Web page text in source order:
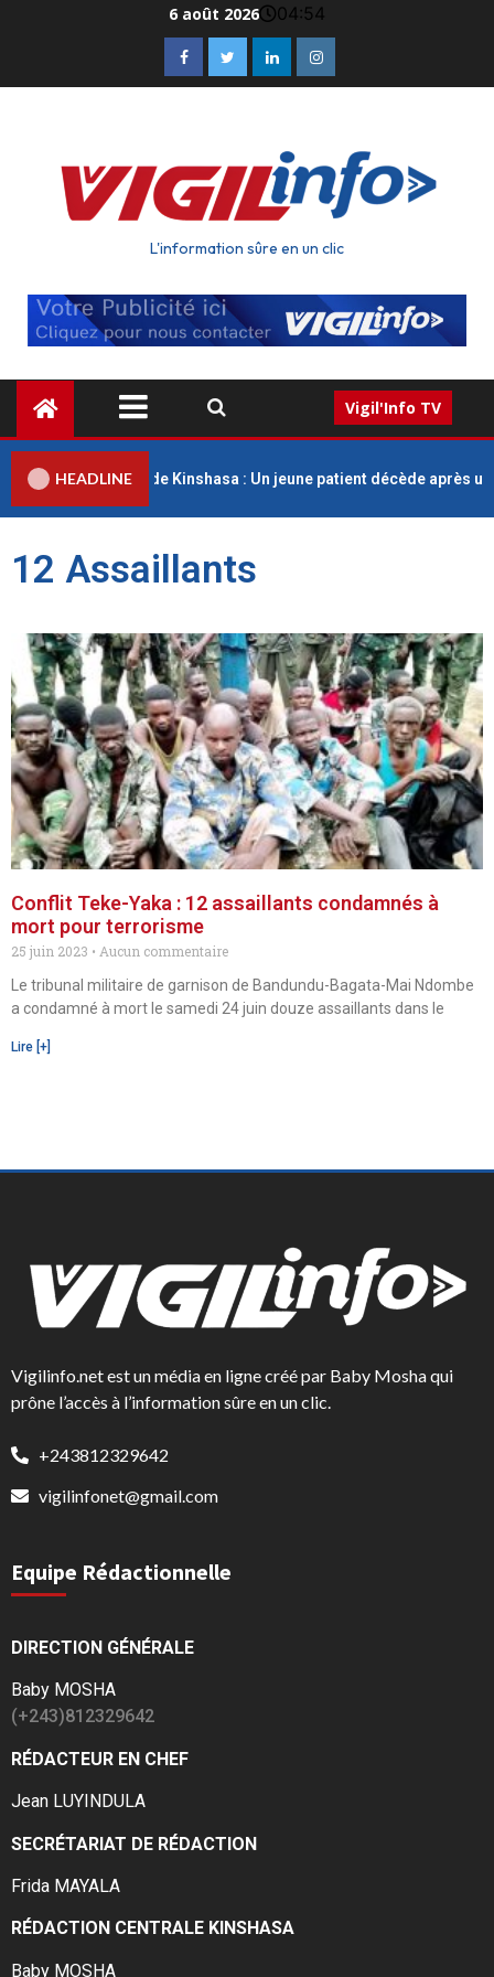
6 août 2026 04:54
L'information sûre en un clic
Vigil'Info TV
HEADLINE
Universitaires de Kinshasa : Un jeune patient décède après un
12 Assaillants
Conflit Teke-Yaka : 12 assaillants condamnés à
mort pour terrorisme
25 juin 2023
Aucun commentaire
Le tribunal militaire de garnison de Bandundu-Bagata-Mai Ndombe
a condamné à mort le samedi 24 juin douze assaillants dans le
Lire [+]
Vigilinfo.net est un média en ligne créé par Baby Mosha qui
prône l’accès à l’information sûre en un clic.
+243812329642
vigilinfonet@gmail.com
Equipe Rédactionnelle
DIRECTION GÉNÉRALE
Baby MOSHA
(+243)812329642
RÉDACTEUR EN CHEF
Jean LUYINDULA
SECRÉTARIAT DE RÉDACTION
Frida MAYALA
RÉDACTION CENTRALE KINSHASA
Baby MOSHA